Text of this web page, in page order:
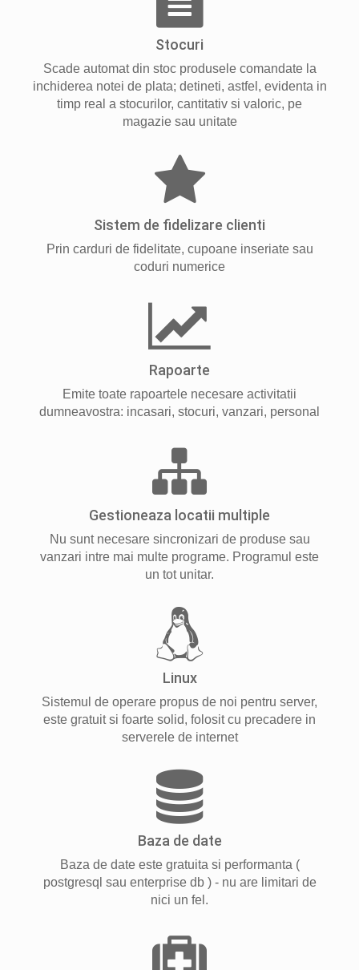
Stocuri
Scade automat din stoc produsele comandate la
inchiderea notei de plata; detineti, astfel, evidenta in
timp real a stocurilor, cantitativ si valoric, pe
magazie sau unitate
Sistem de fidelizare clienti
Prin carduri de fidelitate, cupoane inseriate sau
coduri numerice
Rapoarte
Emite toate rapoartele necesare activitatii
dumneavostra: incasari, stocuri, vanzari, personal
Gestioneaza locatii multiple
Nu sunt necesare sincronizari de produse sau
vanzari intre mai multe programe. Programul este
un tot unitar.
Linux
Sistemul de operare propus de noi pentru server,
este gratuit si foarte solid, folosit cu precadere in
serverele de internet
Baza de date
Baza de date este gratuita si performanta (
postgresql sau enterprise db ) - nu are limitari de
nici un fel.